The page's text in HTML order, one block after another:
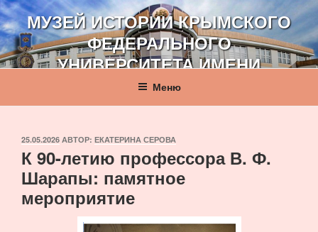
Перейти
к
содержимому
МУЗЕЙ ИСТОРИИ КРЫМСКОГО
ФЕДЕРАЛЬНОГО
УНИВЕРСИТЕТА ИМЕНИ
В. И. ВЕРНАДСКОГО
Меню
ОПУБЛИКОВАНО
25.05.2026 АВТОР: ЕКАТЕРИНА СЕРОВА
К 90-летию профессора В. Ф.
Шарапы: памятное
мероприятие